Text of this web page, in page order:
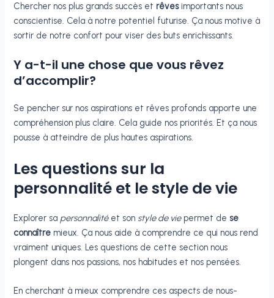
Chercher nos plus grands succès et rêvesimportants nous
conscientise. Cela à notre potentiel futurise. Ça nous motive à
sortir de notre confort pour viser des buts enrichissants.
Y a-t-il une chose que vous rêvez
d’accomplir?
Se pencher sur nos aspirations et rêves profonds apporte une
compréhension plus claire. Cela guide nos priorités. Et ça nous
pousse à atteindre de plus hautes aspirations.
Les questions sur la
personnalité et le style de vie
Explorer sa personnalitéet son style de viepermet de se
connaître mieux. Ça nous aide à comprendre ce qui nous rend
vraiment uniques. Les questions de cette section nous
plongent dans nos passions, nos habitudes et nos pensées.
En cherchant à mieux comprendre ces aspects de nous-